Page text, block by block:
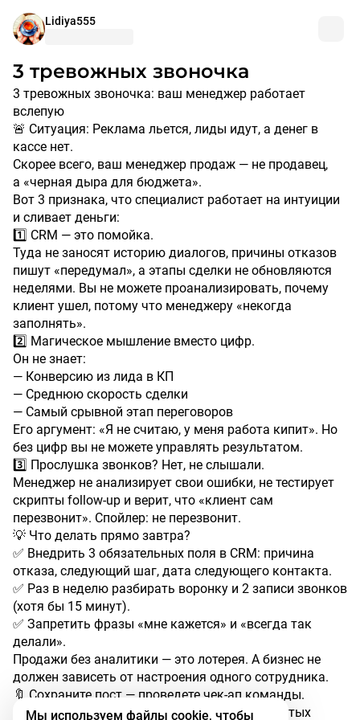
Lidiya555
3 тревожных звоночка
3 тревожных звоночка: ваш менеджер работает
вслепую
🚨 Ситуация: Реклама льется, лиды идут, а денег в
кассе нет.
Скорее всего, ваш менеджер продаж — не продавец,
а «черная дыра для бюджета».
Вот 3 признака, что специалист работает на интуиции
и сливает деньги:
1️⃣ CRM — это помойка.
Туда не заносят историю диалогов, причины отказов
пишут «передумал», а этапы сделки не обновляются
неделями. Вы не можете проанализировать, почему
клиент ушел, потому что менеджеру «некогда
заполнять».
2️⃣ Магическое мышление вместо цифр.
Он не знает:
— Конверсию из лида в КП
— Среднюю скорость сделки
— Самый срывной этап переговоров
Его аргумент: «Я не считаю, у меня работа кипит». Но
без цифр вы не можете управлять результатом.
3️⃣ Прослушка звонков? Нет, не слышали.
Менеджер не анализирует свои ошибки, не тестирует
скрипты follow-up и верит, что «клиент сам
перезвонит». Спойлер: не перезвонит.
💡 Что делать прямо завтра?
✅ Внедрить 3 обязательных поля в CRM: причина
отказа, следующий шаг, дата следующего контакта.
✅ Раз в неделю разбирать воронку и 2 записи звонков
(хотя бы 15 минут).
✅ Запретить фразы «мне кажется» и «всегда так
делали».
Продажи без аналитики — это лотерея. А бизнес не
должен зависеть от настроения одного сотрудника.
🔖 Сохраните пост — проведете чек-ап команды.
👉 Хотите, чтобы я разобрал 3 последних слитых
Мы используем файлы cookie, чтобы